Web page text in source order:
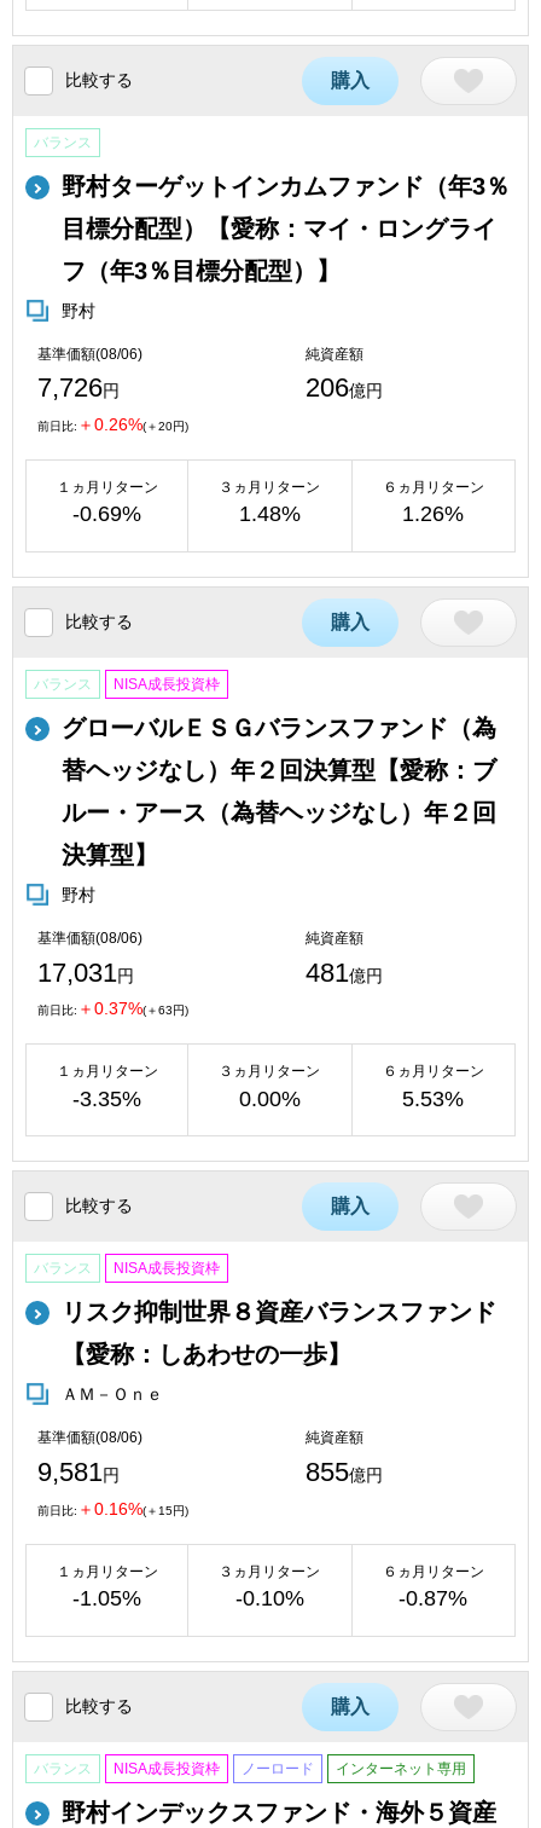
比較する 購入
バランス
野村ターゲットインカムファンド（年3％
目標分配型）【愛称：マイ・ロングライ
フ（年3％目標分配型）】
野村
基準価額(08/06)
7,726円
純資産額
206億円
前日比: ＋0.26%(＋20円)
１ヵ月リターン
-0.69%
３ヵ月リターン
1.48%
６ヵ月リターン
1.26%
比較する 購入
バランス NISA成長投資枠
グローバルＥＳＧバランスファンド（為
替ヘッジなし）年２回決算型【愛称：ブ
ルー・アース（為替ヘッジなし）年２回
決算型】
野村
基準価額(08/06)
17,031円
純資産額
481億円
前日比: ＋0.37%(＋63円)
１ヵ月リターン
-3.35%
３ヵ月リターン
0.00%
６ヵ月リターン
5.53%
比較する 購入
バランス NISA成長投資枠
リスク抑制世界８資産バランスファンド
【愛称：しあわせの一歩】
ＡＭ－Ｏｎｅ
基準価額(08/06)
9,581円
純資産額
855億円
前日比: ＋0.16%(＋15円)
１ヵ月リターン
-1.05%
３ヵ月リターン
-0.10%
６ヵ月リターン
-0.87%
比較する 購入
バランス NISA成長投資枠 ノーロード インターネット専用
野村インデックスファンド・海外５資産